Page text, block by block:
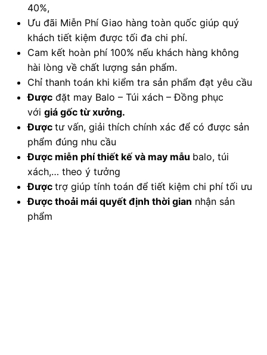
40%,
Ưu đãi Miễn Phí Giao hàng toàn quốc giúp quý
khách tiết kiệm được tối đa chi phí.
Cam kết hoàn phí 100% nếu khách hàng không
hài lòng về chất lượng sản phẩm.
Chỉ thanh toán khi kiểm tra sản phẩm đạt yêu cầu
Đượcđặt may Balo – Túi xách – Đồng phục
với giá gốc từ xưởng.
Được tư vấn, giải thích chính xác để có được sản
phẩm đúng nhu cầu
Được miễn phí thiết kế và may mẫu balo, túi
xách,… theo ý tưởng
Được trợ giúp tính toán để tiết kiệm chi phí tối ưu
Được thoải mái quyết định thời gian nhận sản
phẩm